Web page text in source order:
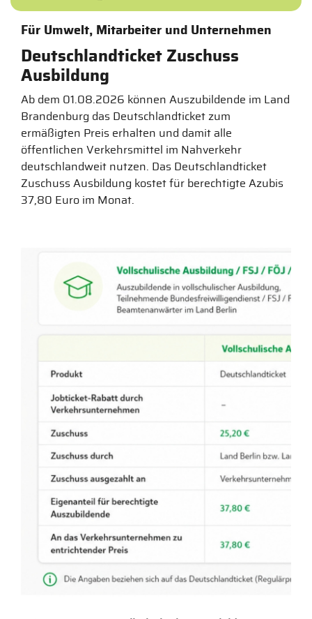
Für Umwelt, Mitarbeiter und Unternehmen
Deutschlandticket Zuschuss
Ausbildung
Ab dem 01.08.2026 können Auszubildende im Land
Brandenburg das Deutschlandticket zum
ermäßigten Preis erhalten und damit alle
öffentlichen Verkehrsmittel im Nahverkehr
deutschlandweit nutzen. Das Deutschlandticket
Zuschuss Ausbildung kostet für berechtigte Azubis
37,80 Euro im Monat.